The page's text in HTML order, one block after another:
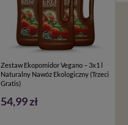
Zestaw Ekopomidor Vegano – 3x1 l
Naturalny Nawóz Ekologiczny (Trzeci
Gratis)
54,99 zł